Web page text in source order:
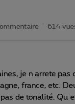
614
je n arrete
france, etc.
de tonalité. Qu